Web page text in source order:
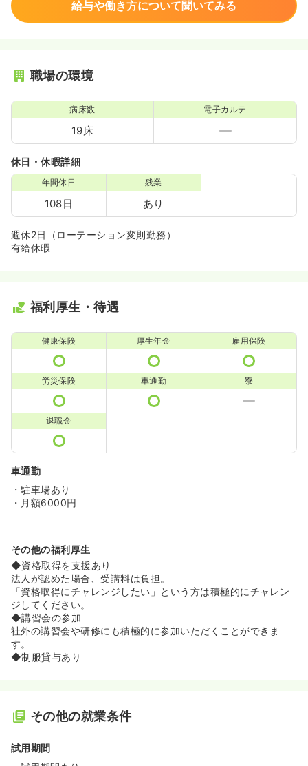
給与や働き方について聞いてみる
職場の環境
病床数
19床
電子カルテ
休日・休暇詳細
年間休日
108日
残業
あり
週休2日（ローテーション変則勤務）
有給休暇
福利厚生・待遇
健康保険 厚生年金 雇用保険
労災保険 車通勤 寮
退職金
車通勤
・駐車場あり
・月額6000円
その他の福利厚生
◆資格取得を支援あり
法人が認めた場合、受講料は負担。
「資格取得にチャレンジしたい」という方は積極的にチャレン
ジしてください。
◆講習会の参加
社外の講習会や研修にも積極的に参加いただくことができま
す。
◆制服貸与あり
その他の就業条件
試用期間